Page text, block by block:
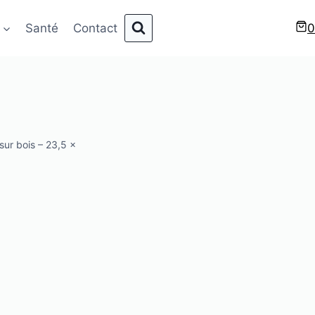
Santé Contact 0
bois – 23,5 x